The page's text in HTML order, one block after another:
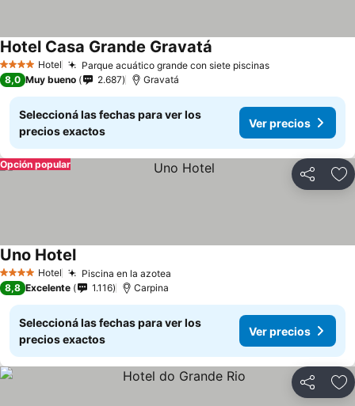
4 EstrellasHotel Parque acuático grande con siete piscinas
Hotel Casa Grande Gravatá
8,0 Muy bueno 2.687 Gravatá
Seleccioná las fechas para ver los
precios exactos
Ver precios
Compartir
Opción popular
4 EstrellasHotel Piscina en la azotea
Uno Hotel
8,8 Excelente 1.116 Carpina
Seleccioná las fechas para ver los
precios exactos
Ver precios
Compartir